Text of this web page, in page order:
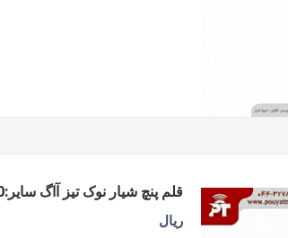
قلم پنچ شیار نوک تیز آاگ سایر:600
ریال